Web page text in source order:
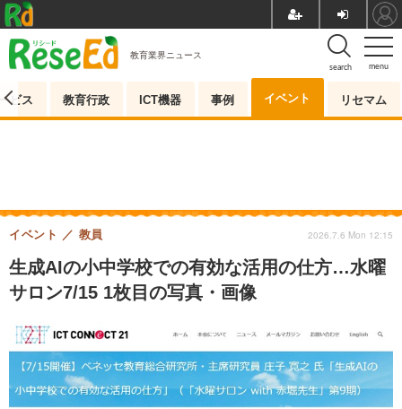
menu
search
教育業界ニュース
ビス 教育行政 ICT機器 事例 イベント リセマム
生成AIの小中学校での有効な活用の仕方…水曜
サロン7/15 1枚目の写真・画像
イベント 教員 2026.7.6 Mon 12:15